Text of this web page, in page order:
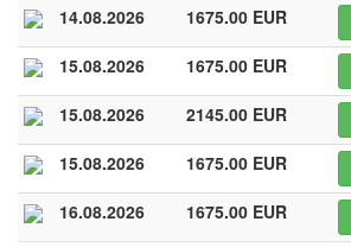
14.08.2026 1675.00 EUR
15.08.2026 1675.00 EUR
15.08.2026 2145.00 EUR
15.08.2026 1675.00 EUR
16.08.2026 1675.00 EUR